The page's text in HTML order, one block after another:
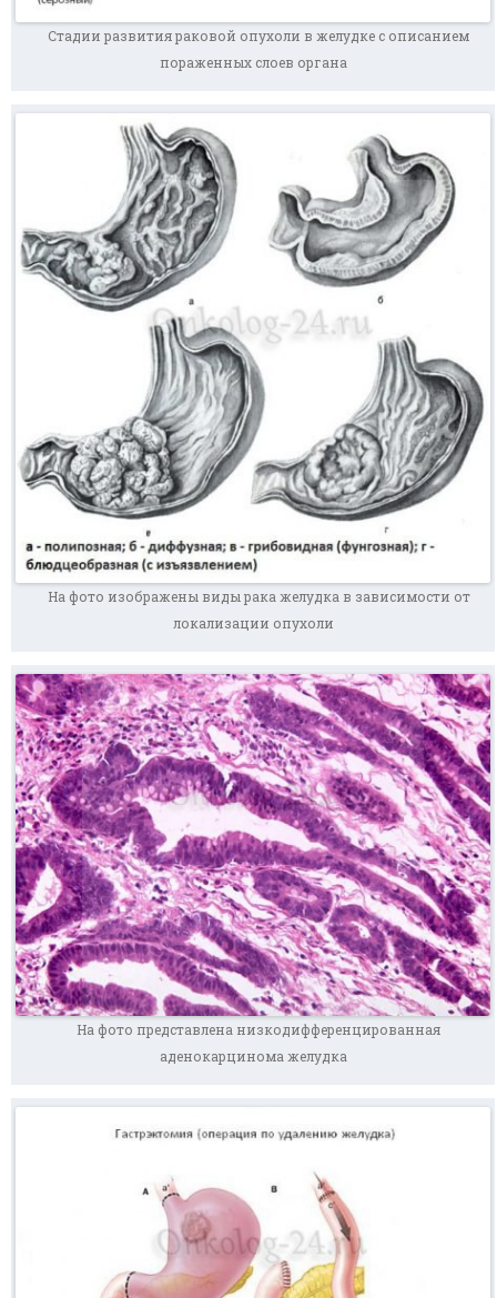
Стадии развития раковой опухоли в желудке с описанием
пораженных слоев органа
На фото изображены виды рака желудка в зависимости от
локализации опухоли
На фото представлена низкодифференцированная
аденокарцинома желудка